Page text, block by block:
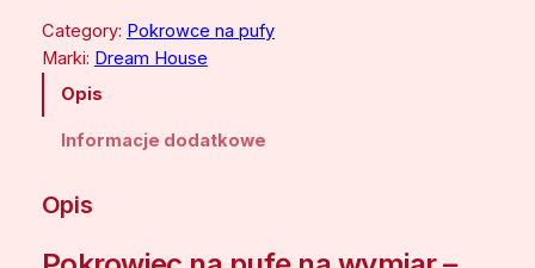
:
o
ś
ć
o
Category: Pokrowce na pufy
Marki: Dream House
Opis
Informacje dodatkowe
Opis